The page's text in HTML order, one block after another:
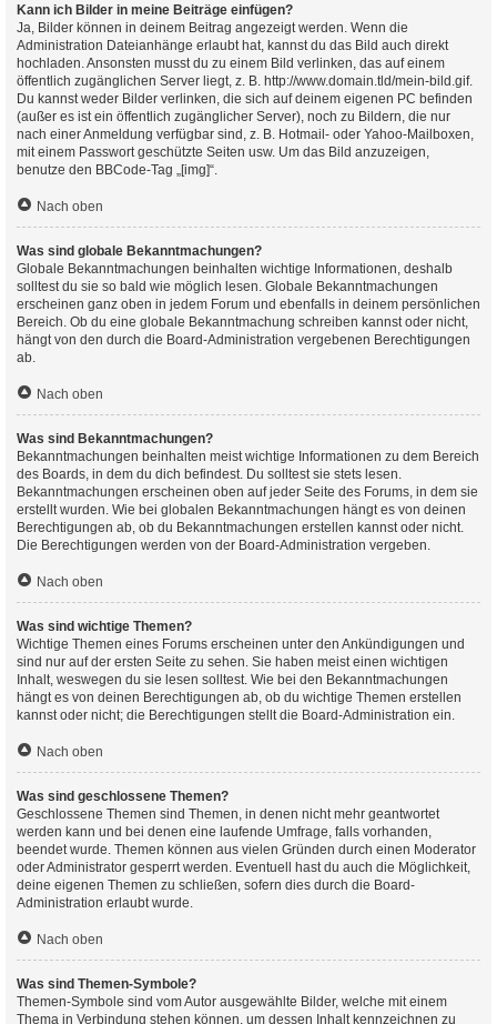
Kann ich Bilder in meine Beiträge einfügen?
Ja, Bilder können in deinem Beitrag angezeigt werden. Wenn die
Administration Dateianhänge erlaubt hat, kannst du das Bild auch direkt
hochladen. Ansonsten musst du zu einem Bild verlinken, das auf einem
öffentlich zugänglichen Server liegt, z. B. http://www.domain.tld/mein-bild.gif.
Du kannst weder Bilder verlinken, die sich auf deinem eigenen PC befinden
(außer es ist ein öffentlich zugänglicher Server), noch zu Bildern, die nur
nach einer Anmeldung verfügbar sind, z. B. Hotmail- oder Yahoo-Mailboxen,
mit einem Passwort geschützte Seiten usw. Um das Bild anzuzeigen,
benutze den BBCode-Tag „[img]“.
Nach oben
Was sind globale Bekanntmachungen?
Globale Bekanntmachungen beinhalten wichtige Informationen, deshalb
solltest du sie so bald wie möglich lesen. Globale Bekanntmachungen
erscheinen ganz oben in jedem Forum und ebenfalls in deinem persönlichen
Bereich. Ob du eine globale Bekanntmachung schreiben kannst oder nicht,
hängt von den durch die Board-Administration vergebenen Berechtigungen
ab.
Nach oben
Was sind Bekanntmachungen?
Bekanntmachungen beinhalten meist wichtige Informationen zu dem Bereich
des Boards, in dem du dich befindest. Du solltest sie stets lesen.
Bekanntmachungen erscheinen oben auf jeder Seite des Forums, in dem sie
erstellt wurden. Wie bei globalen Bekanntmachungen hängt es von deinen
Berechtigungen ab, ob du Bekanntmachungen erstellen kannst oder nicht.
Die Berechtigungen werden von der Board-Administration vergeben.
Nach oben
Was sind wichtige Themen?
Wichtige Themen eines Forums erscheinen unter den Ankündigungen und
sind nur auf der ersten Seite zu sehen. Sie haben meist einen wichtigen
Inhalt, weswegen du sie lesen solltest. Wie bei den Bekanntmachungen
hängt es von deinen Berechtigungen ab, ob du wichtige Themen erstellen
kannst oder nicht; die Berechtigungen stellt die Board-Administration ein.
Nach oben
Was sind geschlossene Themen?
Geschlossene Themen sind Themen, in denen nicht mehr geantwortet
werden kann und bei denen eine laufende Umfrage, falls vorhanden,
beendet wurde. Themen können aus vielen Gründen durch einen Moderator
oder Administrator gesperrt werden. Eventuell hast du auch die Möglichkeit,
deine eigenen Themen zu schließen, sofern dies durch die Board-
Administration erlaubt wurde.
Nach oben
Was sind Themen-Symbole?
Themen-Symbole sind vom Autor ausgewählte Bilder, welche mit einem
Thema in Verbindung stehen können, um dessen Inhalt kennzeichnen zu